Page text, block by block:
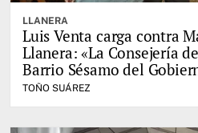
LLANERA
Luis Venta carga contra
Llanera: «La Consejería
Barrio Sésamo del
TOÑO SUÁREZ